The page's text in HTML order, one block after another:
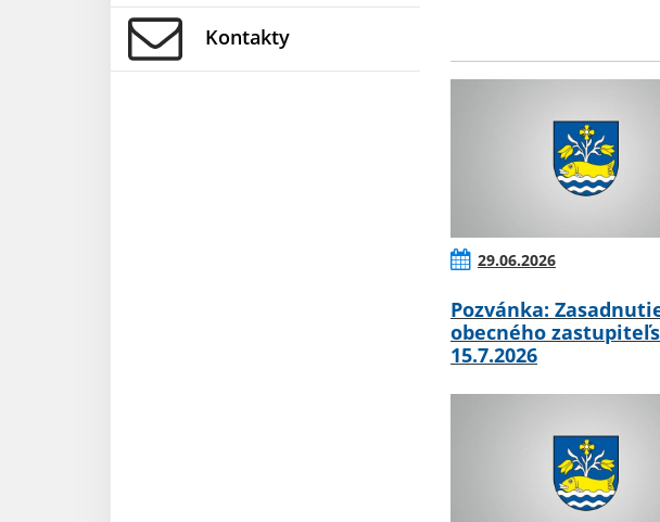
Kontakty
29.06.2026
Pozvánka:
obecného
15.7.2026